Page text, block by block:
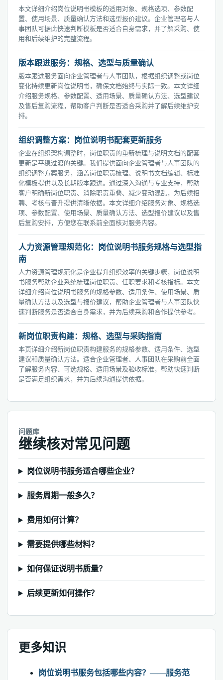
本文详细介绍岗位说明书模板的适用对象、规格选项、参数配
置、使用场景、质量确认方法和选型报价建议。企业管理者与人
事团队可据此快速判断模板是否适合自身需求，并了解采购、使
用和后续维护的完整流程。
版本跟进服务：规格、选型与质量确认
版本跟进服务面向企业管理者与人事团队，根据组织调整或岗位
变化持续更新岗位说明书，确保文档始终与实际一致。本文详细
介绍服务规格、参数配置、适用场景、质量确认方法、选型建议
及售后复购流程，帮助客户判断是否适合采购并了解后续维护安
排。
组织调整方案：岗位说明书配套更新服务
企业在组织架构调整时，岗位职责的重新梳理与说明文档的配套
更新是平稳过渡的关键。我们提供面向企业管理者与人事团队的
组织调整方案服务，涵盖岗位职责梳理、说明书文档编辑、标准
化模板提供以及长期版本跟进。通过深入沟通与专业支持，帮助
客户明确新岗位职责、消除职责重叠、减少变动混乱，为后续招
聘、考核与晋升提供清晰依据。本文详细介绍服务对象、规格选
项、参数配置、使用场景、质量确认方法、选型报价建议以及售
后复购安排，方便您在联系前全面核对服务内容。
人力资源管理规范化：岗位说明书服务规格与选型指
南
人力资源管理规范化是企业提升组织效率的关键步骤，岗位说明
书服务帮助企业系统梳理岗位职责、任职要求和考核指标。本文
详细介绍岗位说明书服务的规格参数、适用条件、使用场景、质
量确认方法以及选型与报价建议，帮助企业管理者与人事团队快
速判断服务是否适合自身需求，并为后续采购和合作提供参考。
新岗位职责构建：规格、选型与采购指南
本页详细介绍新岗位职责构建服务的规格参数、适用条件、选型
建议和质量确认方法。适合企业管理者、人事团队在采购前全面
了解服务内容、可选规格、适用场景及验收标准，帮助快速判断
是否满足组织需求，并为后续沟通提供依据。
问题库
继续核对常见问题
岗位说明书服务适合哪些企业？
服务周期一般多久？
费用如何计算？
需要提供哪些材料？
如何保证说明书质量？
后续更新如何操作？
更多知识
岗位说明书服务包括哪些内容？——服务范